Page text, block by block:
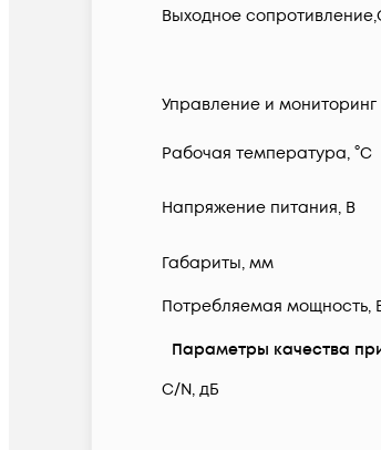
Выходное
Управление и мониторинг
Рабочая температура, °С
Напряжение питания, В
Габариты, мм
Потребляемая мощность,
Параметры качества при
C/N, дБ